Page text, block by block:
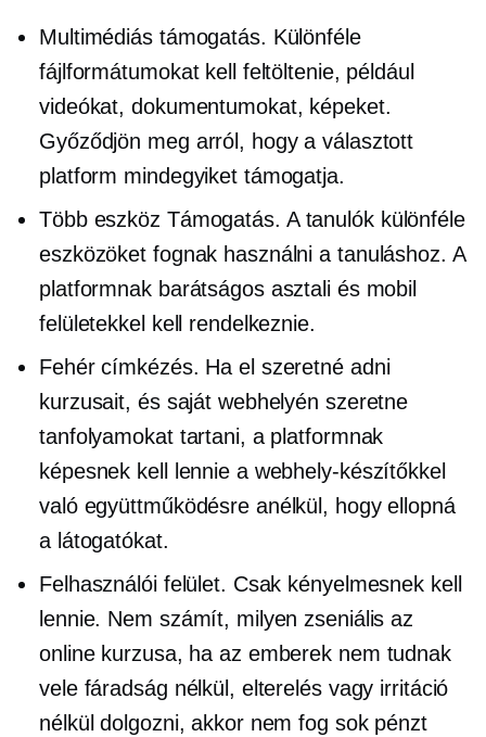
Multimédiás támogatás. Különféle
fájlformátumokat kell feltöltenie, például
videókat, dokumentumokat, képeket.
Győződjön meg arról, hogy a választott
platform mindegyiket támogatja.
Több eszköz Támogatás. A tanulók különféle
eszközöket fognak használni a tanuláshoz. A
platformnak barátságos asztali és mobil
felületekkel kell rendelkeznie.
Fehér címkézés. Ha el szeretné adni
kurzusait, és saját webhelyén szeretne
tanfolyamokat tartani, a platformnak
képesnek kell lennie a webhely-készítőkkel
való együttműködésre anélkül, hogy ellopná
a látogatókat.
Felhasználói felület. Csak kényelmesnek kell
lennie. Nem számít, milyen zseniális az
online kurzusa, ha az emberek nem tudnak
vele fáradság nélkül, elterelés vagy irritáció
nélkül dolgozni, akkor nem fog sok pénzt